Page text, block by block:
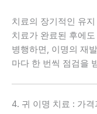
치료의 장기적인 유지
치료가 완료된 후에
병행하면, 이명의 재
마다 한 번씩 점검을
4. 귀 이명 치료 : 가격